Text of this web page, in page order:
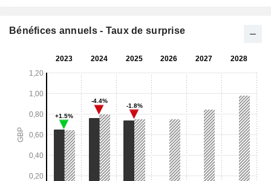
Bénéfices annuels - Taux de surprise